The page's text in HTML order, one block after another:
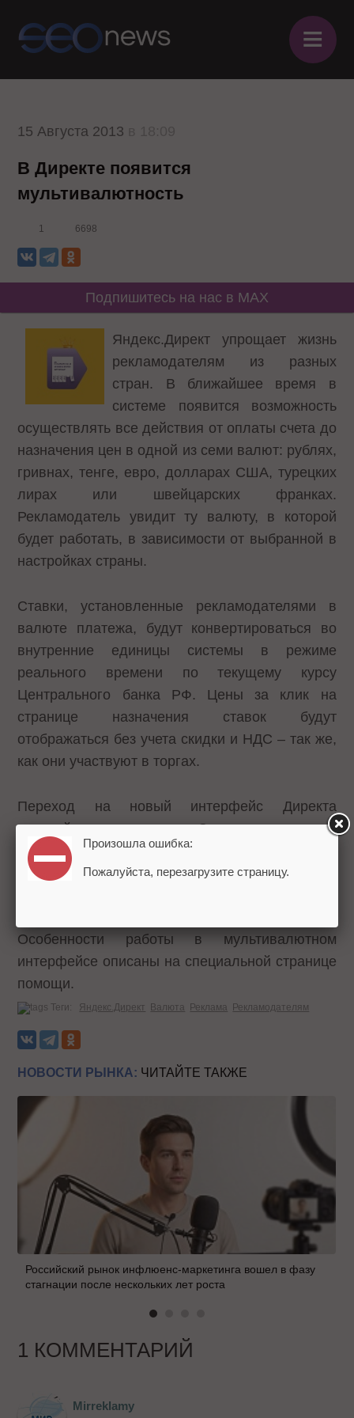
≡
15 Августа 2013
В Директе появится
мультивалютность
1 6698
Подпишитесь на нас в MAX
Яндекс.Директ упрощает жизнь
рекламодателям из разных
стран. В ближайшее время в
системе появится возможность
осуществлять все действия от оплаты счета до
назначения цен в одной из семи валют: рублях,
гривнах, тенге, евро, долларах США, турецких
лирах или швейцарских франках.
Рекламодатель увидит ту валюту, в которой
будет работать, в зависимости от выбранной в
настройках страны.
Ставки, установленные рекламодателями в
валюте платежа, будут конвертироваться во
внутренние единицы системы в режиме
реального времени по текущему курсу
Центрального банка РФ. Цены за клик на
странице назначения ставок будут
отображаться без учета скидки и НДС – так же,
как они участвуют в торгах.
Переход на новый интерфейс Директа
произойдет постепенно. Сначала он станет
доступен новым клиентам и рекламным
агентствам, а уже затем остальным
Особенности работы в мультивалютном
интерфейсе описаны на специальной странице
помощи.
Теги: Яндекс.Директ Валюта Реклама Рекламодателям
НОВОСТИ РЫНКА: ЧИТАЙТЕ ТАКЖЕ
Российский рынок инфлюенс-маркетинга вошел в фазу
стагнации после нескольких лет роста
1 КОММЕНТАРИЙ
Mirreklamy
Произошла ошибка:
Пожалуйста, перезагрузите страницу.